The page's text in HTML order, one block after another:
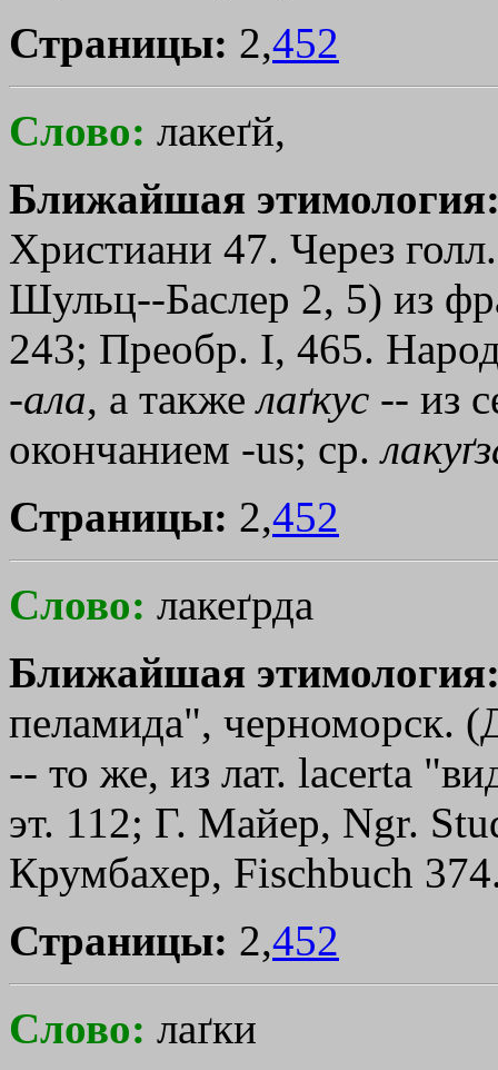
Страницы: 2,452
Слово: лакеґй,
Ближайшая
Христиани 47. Через
Шульц--Баслер 2, 5) из
243; Преобр. I, 465.
-ала, а такжелаґкус -- из
окончанием -us; ср.
Страницы: 2,452
Слово: лакеґрда
Ближайшая
пеламида", черноморск.
-- то же, из лат. lасеrtа
эт. 112; Г. Майер, Ngr.
Крумбахер, Fischbuch
Страницы: 2,452
Слово: лаґки